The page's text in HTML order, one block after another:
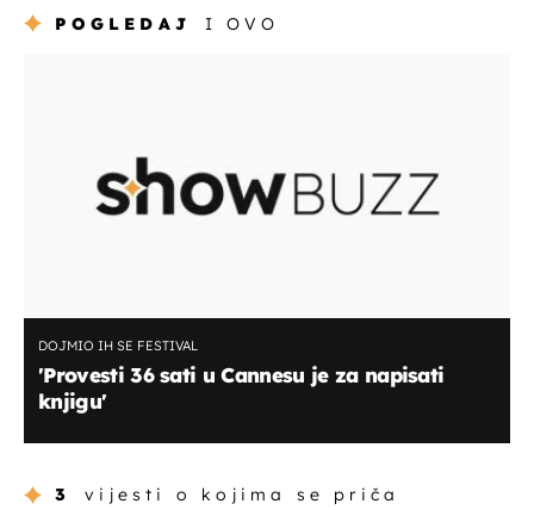
POGLEDAJ I OVO
DOJMIO IH SE FESTIVAL
'Provesti 36 sati u Cannesu je za napisati
knjigu'
3 vijesti o kojima se priča